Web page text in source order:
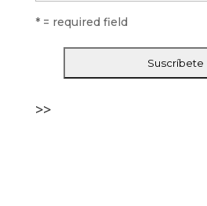
* = required field
>>